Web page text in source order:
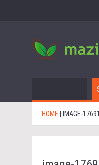
HOME IMAGE-